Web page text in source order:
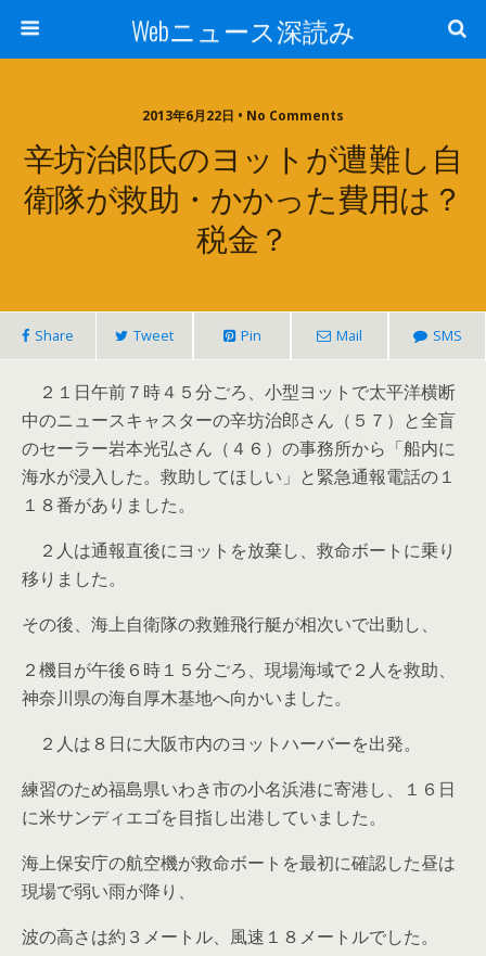
Webニュース深読み
2013年6月22日 • No Comments
辛坊治郎氏のヨットが遭難し自
衛隊が救助・かかった費用は？
税金？
Share Tweet Pin Mail SMS
２１日午前７時４５分ごろ、小型ヨットで太平洋横断
中のニュースキャスターの辛坊治郎さん（５７）と全盲
のセーラー岩本光弘さん（４６）の事務所から「船内に
海水が浸入した。救助してほしい」と緊急通報電話の１
１８番がありました。
２人は通報直後にヨットを放棄し、救命ボートに乗り
移りました。
その後、海上自衛隊の救難飛行艇が相次いで出動し、
２機目が午後６時１５分ごろ、現場海域で２人を救助、
神奈川県の海自厚木基地へ向かいました。
２人は８日に大阪市内のヨットハーバーを出発。
練習のため福島県いわき市の小名浜港に寄港し、１６日
に米サンディエゴを目指し出港していました。
海上保安庁の航空機が救命ボートを最初に確認した昼は
現場で弱い雨が降り、
波の高さは約３メートル、風速１８メートルでした。